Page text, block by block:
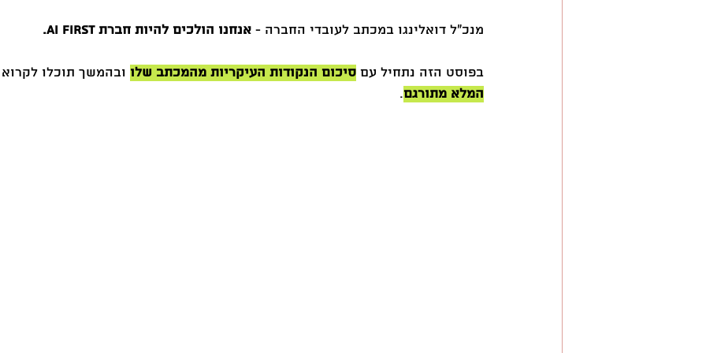
מנכ״ל דואלינגו במכתב לעובדי החברה - אנחנו הולכים להיות חברת AI first.
בפוסט הזה נתחיל עם סיכום הנקודות העיקריות מהמכתב שלו ובהמשך תוכלו
המלא מתורגם.